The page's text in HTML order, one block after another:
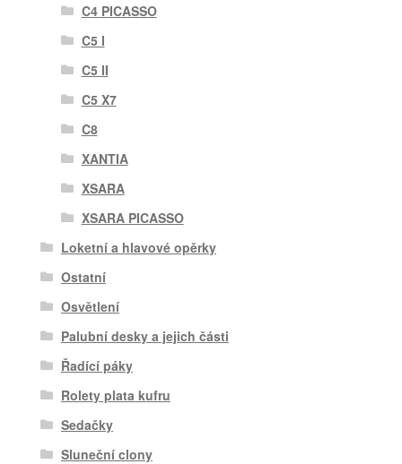
C4 PICASSO
C5 I
C5 II
C5 X7
C8
XANTIA
XSARA
XSARA PICASSO
Loketní a hlavové opěrky
Ostatní
Osvětlení
Palubní desky a jejich části
Řadící páky
Rolety plata kufru
Sedačky
Sluneční clony